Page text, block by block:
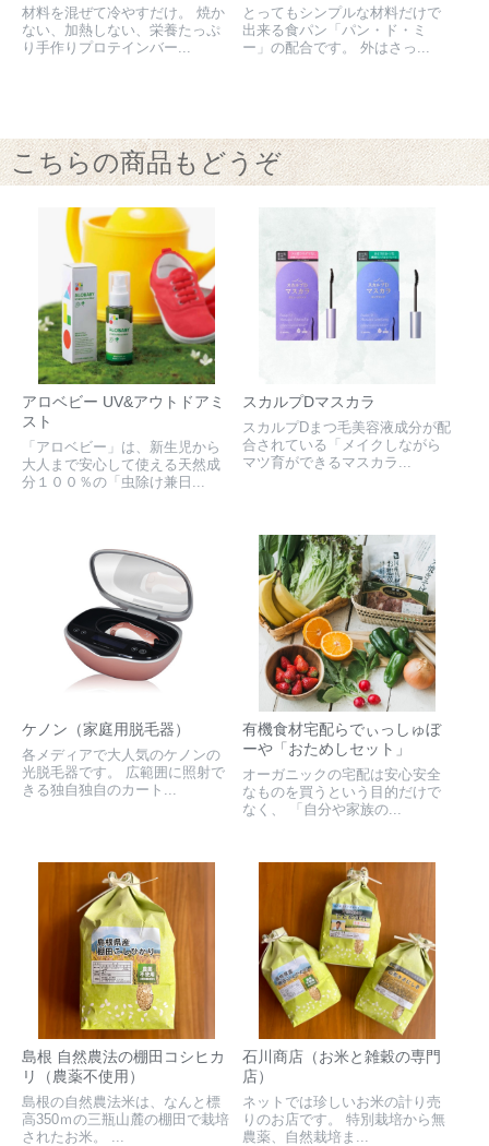
材料を混ぜて冷やすだけ。 焼か
ない、加熱しない、栄養たっぷ
り手作りプロテインバー...
とってもシンプルな材料だけで
出来る食パン「パン・ド・ミ
ー」の配合です。 外はさっ...
こちらの商品もどうぞ
アロベビー UV&アウトドアミ
スト
「アロベビー」は、新生児から
大人まで安心して使える天然成
分１００％の「虫除け兼日...
スカルプDマスカラ
スカルプDまつ毛美容液成分が配
合されている「メイクしながら
マツ育ができるマスカラ...
ケノン（家庭用脱毛器）
各メディアで大人気のケノンの
光脱毛器です。 広範囲に照射で
きる独自独自のカート...
有機食材宅配らでぃっしゅぼ
ーや「おためしセット」
オーガニックの宅配は安心安全
なものを買うという目的だけで
なく、 「自分や家族の...
島根 自然農法の棚田コシヒカ
リ（農薬不使用）
島根の自然農法米は、なんと標
高350ｍの三瓶山麓の棚田で栽培
されたお米。 ...
石川商店（お米と雑穀の専門
店）
ネットでは珍しいお米の計り売
りのお店です。 特別栽培から無
農薬、自然栽培ま...